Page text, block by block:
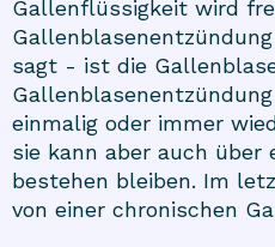
Gallenflüssigkeit wird
sagt - ist die
einmalig oder immer
sie kann aber auch über
bestehen bleiben. Im
von einer chronischen